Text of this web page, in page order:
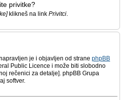
privitke?
klikneš na link Privitci.
je i objavljen od strane phpBB
Public Licence i može biti slobodno
rečenici za detalje]. phpBB Grupa
softver.